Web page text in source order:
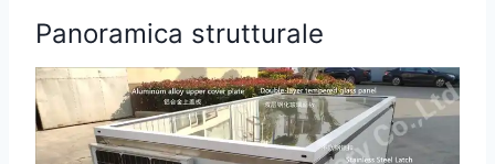
Panoramica strutturale